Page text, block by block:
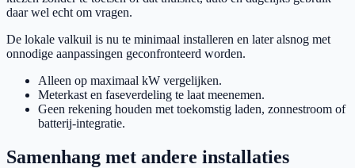
daar wel echt om vragen.
De lokale valkuil is nu te minimaal installeren en later alsnog met
onnodige aanpassingen geconfronteerd worden.
Alleen op maximaal kW vergelijken.
Meterkast en faseverdeling te laat meenemen.
Geen rekening houden met toekomstig laden, zonnestroom of
batterij-integratie.
Samenhang met andere installaties